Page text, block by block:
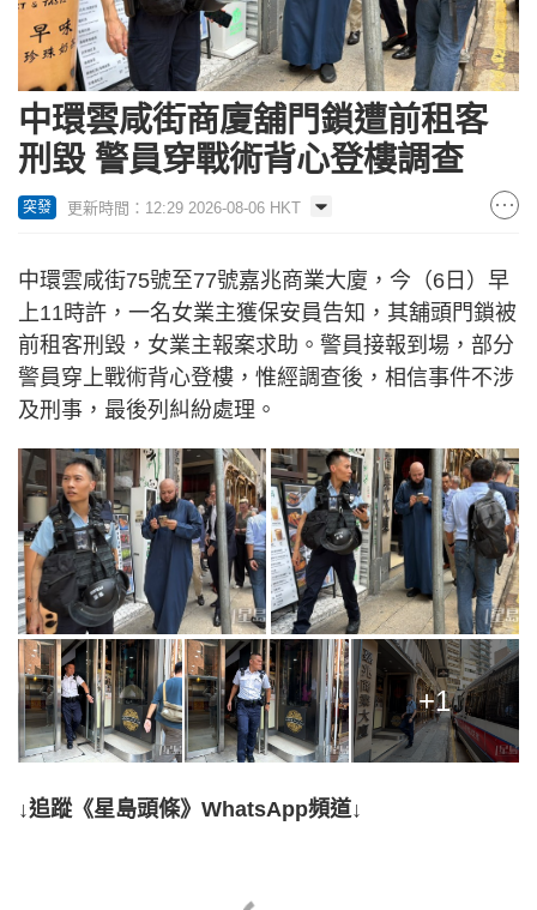
中環雲咸街商廈舖門鎖遭前租客
刑毀 警員穿戰術背心登樓調查
突發 更新時間：12:29 2026-08-06 HKT
中環雲咸街75號至77號嘉兆商業大廈，今（6日）早
上11時許，一名女業主獲保安員告知，其舖頭門鎖被
前租客刑毀，女業主報案求助。警員接報到場，部分
警員穿上戰術背心登樓，惟經調查後，相信事件不涉
及刑事，最後列糾紛處理。
+1
↓追蹤《星島頭條》WhatsApp頻道↓